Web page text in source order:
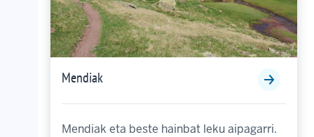
Mendiak
Mendiak eta beste hainbat leku aipagarri.